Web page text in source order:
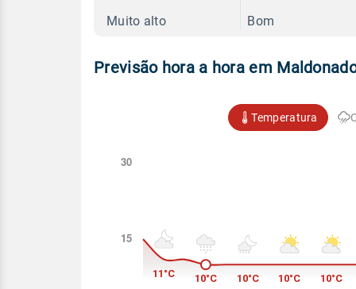
Muito alto Bom
Previsão hora a hora em
Temperatura